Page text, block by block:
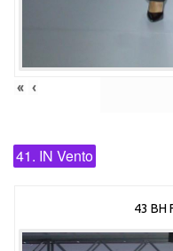
« ‹
41. IN Vento
43 BH